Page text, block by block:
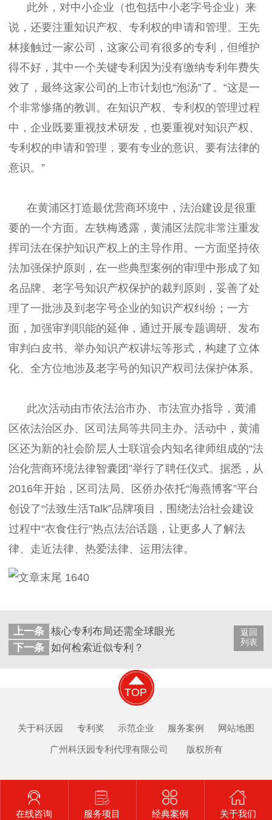
此外，对中小企业（也包括中小老字号企业）来
说，还要注重知识产权、专利权的申请和管理。王先
林接触过一家公司，这家公司有很多的专利，但维护
得不好，其中一个关键专利因为没有缴纳专利年费失
效了，最终这家公司的上市计划也“泡汤”了。“这是一
个非常惨痛的教训。在知识产权、专利权的管理过程
中，企业既要重视技术研发，也要重视对知识产权、
专利权的申请和管理，要有专业的意识、要有法律的
意识。”
在黄浦区打造最优营商环境中，法治建设是很重
要的一个方面。左轶梅透露，黄浦区法院非常注重发
挥司法在保护知识产权上的主导作用。一方面坚持依
法加强保护原则，在一些典型案例的审理中形成了知
名品牌、老字号知识产权保护的裁判原则，妥善了处
理了一批涉及到老字号企业的知识产权纠纷；一方
面，加强审判职能的延伸，通过开展专题调研、发布
审判白皮书、举办知识产权讲坛等形式，构建了立体
化、全方位地涉及老字号的知识产权司法保护体系。
此次活动由市依法治市办、市法宣办指导，黄浦
区依法治区办、区司法局等共同主办。活动中，黄浦
区还为新的社会阶层人士联谊会内知名律师组成的“法
治化营商环境法律智囊团”举行了聘任仪式。据悉，从
2016年开始，区司法局、区侨办依托“海燕博客”平台
创设了“法致生活Talk”品牌项目，围绕法治社会建设
过程中“衣食住行”热点法治话题，让更多人了解法
律、走近法律、热爱法律、运用法律。
返回
列表
上一条 核心专利布局还需全球眼光
下一条 如何检索近似专利？
TOP
关于科沃园 专利奖 示范企业 服务案例 网站地图
广州科沃园专利代理有限公司 版权所有
在线咨询 服务项目 经典案例 关于我们